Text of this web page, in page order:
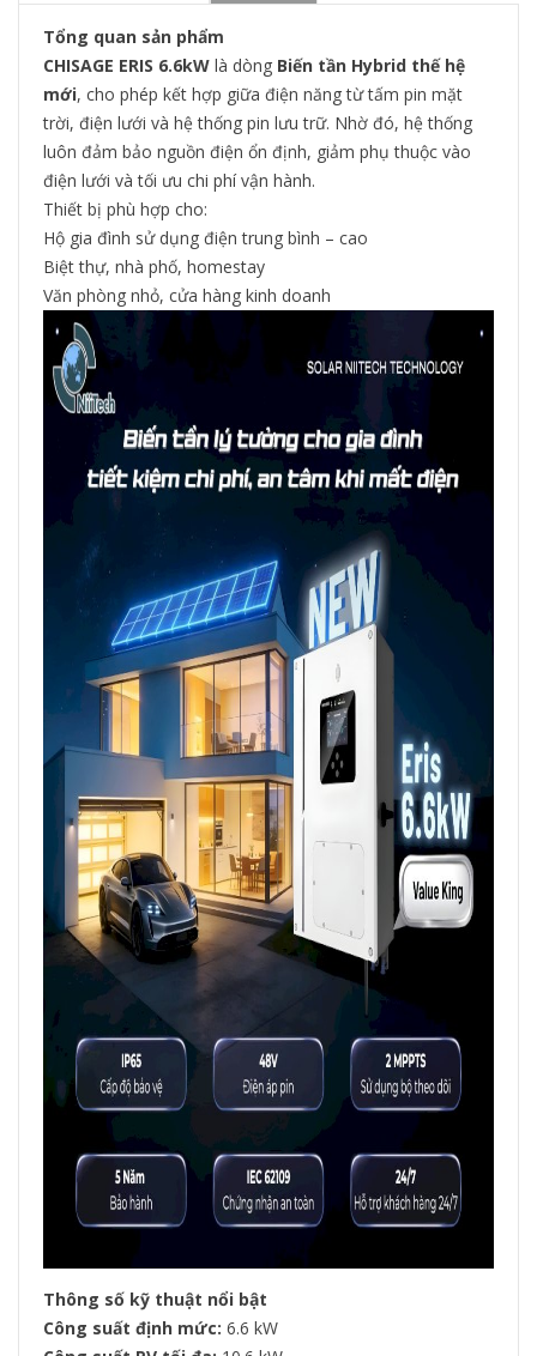
Tổng quan sản phẩm
CHISAGE ERIS 6.6kW là dòng Biến tần Hybrid thế hệ
mới, cho phép kết hợp giữa điện năng từ tấm pin mặt
trời, điện lưới và hệ thống pin lưu trữ. Nhờ đó, hệ thống
luôn đảm bảo nguồn điện ổn định, giảm phụ thuộc vào
điện lưới và tối ưu chi phí vận hành.
Thiết bị phù hợp cho:
Hộ gia đình sử dụng điện trung bình – cao
Biệt thự, nhà phố, homestay
Văn phòng nhỏ, cửa hàng kinh doanh
Thông số kỹ thuật nổi bật
Công suất định mức: 6.6 kW